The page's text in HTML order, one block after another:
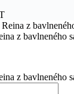
z bavlneného
z bavlneného